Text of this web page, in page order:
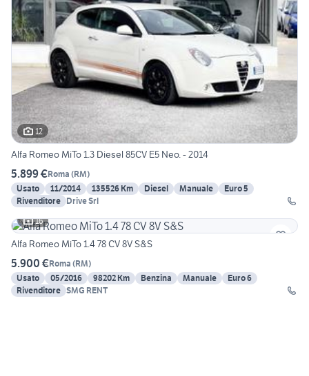
12
Alfa Romeo MiTo 1.3 Diesel 85CV E5 Neo. - 2014
5.899 €Roma (RM)
Usato
11/2014 135526 Km Diesel Manuale
Euro 5
Rivenditore Drive Srl
16
Alfa Romeo MiTo 1.4 78 CV 8V S&S
5.900 €Roma (RM)
Usato
05/2016 98202 Km Benzina Manuale
Euro 6
Rivenditore SMG RENT